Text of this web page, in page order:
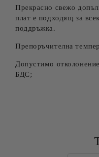
Прекрасно свежо
плат е подходящ за
поддръжка.
Препоръчителна
Допустимо
БДС;